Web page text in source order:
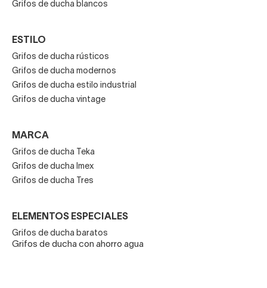
de caño alto para conjuntar con un
Grifos de ducha blancos
ESTILO
Grifos de ducha rústicos
Grifos de ducha modernos
Grifos de ducha estilo industrial
Grifos de ducha vintage
MARCA
Grifos de ducha Teka
Grifos de ducha Imex
Grifos de ducha Tres
ELEMENTOS ESPECIALES
Grifos de ducha baratos
Grifos de ducha con ahorro agua